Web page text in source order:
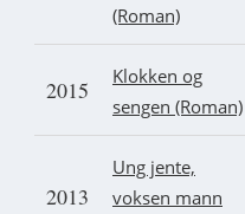
(Roman)
2015
Klokken og
sengen (Roman)
2013
Ung jente,
voksen mann